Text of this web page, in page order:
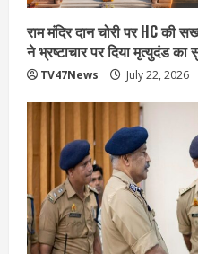
राम मंदिर दान चोरी पर HC की
ने भ्रष्टाचार पर द‍िया मृत्युदंड
TV47News July 22, 2026